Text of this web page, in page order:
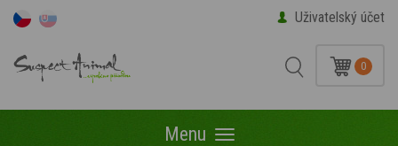
Uživatelský účet
0
Menu Menu